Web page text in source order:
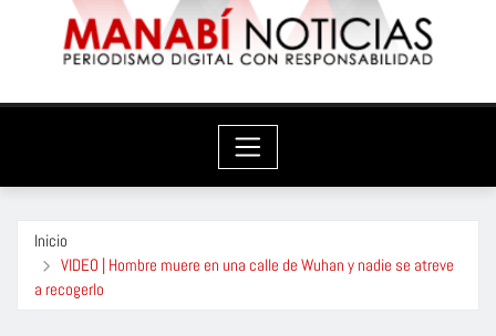
Inicio
VIDEO | Hombre muere en una calle de Wuhan y nadie se atreve
a recogerlo